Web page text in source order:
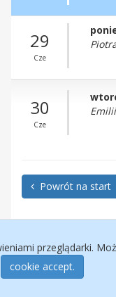
29
Cze
30
Cze
Powrót na start
przeglądarki.
cookie accept.